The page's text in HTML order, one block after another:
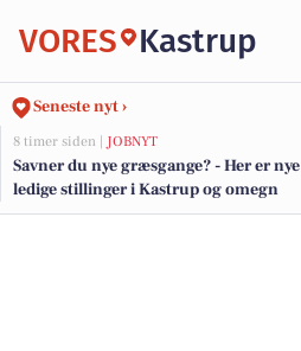
VORES Kastrup
Seneste nyt ›
8 timer siden | JOBNYT
Savner du nye græsgange? - Her er nye
ledige stillinger i Kastrup og omegn